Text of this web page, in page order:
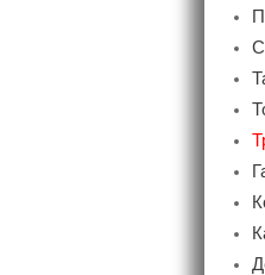
-
-
-
-
-
-
-
-